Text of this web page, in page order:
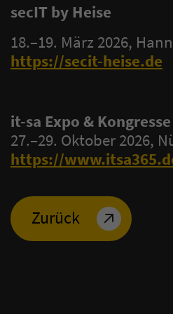
secIT by Heise
18.–19. März 2026,
https://secit-heise.de
it-sa Expo & Kongresse
27.–29. Oktober 2026,
https://
Zurück